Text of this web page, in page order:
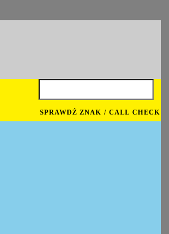
SPRAWDŹ ZNAK / CALL CHECK